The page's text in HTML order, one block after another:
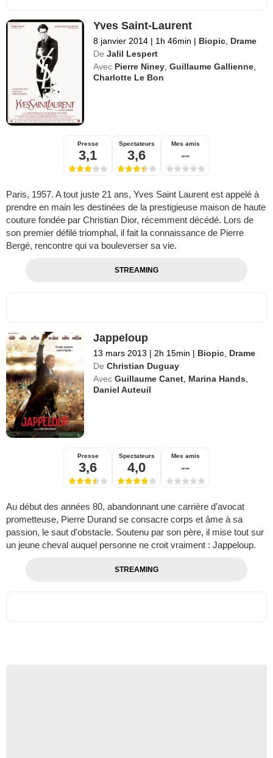
Yves Saint-Laurent
8 janvier 2014 | 1h 46min | Biopic Drame
De Jalil Lespert
Avec Pierre Niney ,Guillaume Gallienne
Charlotte Le Bon
Presse
3,1
Spectateurs
3,6
Mes amis
--
Paris, 1957. A tout juste 21 ans, Yves Saint Laurent est appelé à
prendre en main les destinées de la prestigieuse maison de haute
couture fondée par Christian Dior, récemment décédé. Lors de
son premier défilé triomphal, il fait la connaissance de Pierre
Bergé, rencontre qui va bouleverser sa vie.
STREAMING
Jappeloup
13 mars 2013 | 2h 15min | Biopic Drame
De Christian Duguay
Avec Guillaume Canet Marina Hands
Daniel Auteuil
Presse
3,6
Spectateurs
4,0
Mes amis
--
Au début des années 80, abandonnant une carrière d’avocat
prometteuse, Pierre Durand se consacre corps et âme à sa
passion, le saut d’obstacle. Soutenu par son père, il mise tout sur
un jeune cheval auquel personne ne croit vraiment : Jappeloup.
STREAMING